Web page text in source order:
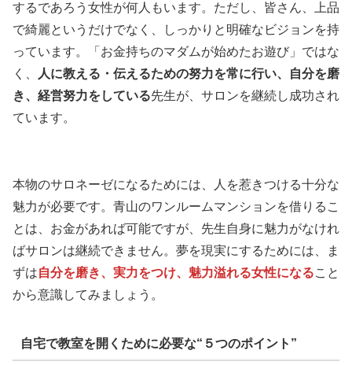
するであろう女性が何人もいます。ただし、皆さん、上品
で綺麗というだけでなく、しっかりと明確なビジョンを持
っています。「お金持ちのマダムが始めたお遊び」ではな
く、
人に教える・伝えるための努力を常に行い、自分を磨
き、経営努力をしている先生が、サロンを継続し成功され
ています。
本物のサロネーゼになるためには、人を惹きつける十分な
魅力が必要です。青山のワンルームマンションを借りるこ
とは、お金があれば可能ですが、先生自身に魅力がなけれ
ばサロンは継続できません。夢を現実にするためには、ま
ずは自分を磨き、実力をつけ、魅力溢れる女性になること
から意識してみましょう。
自宅で教室を開くために必要な“５つのポイント”